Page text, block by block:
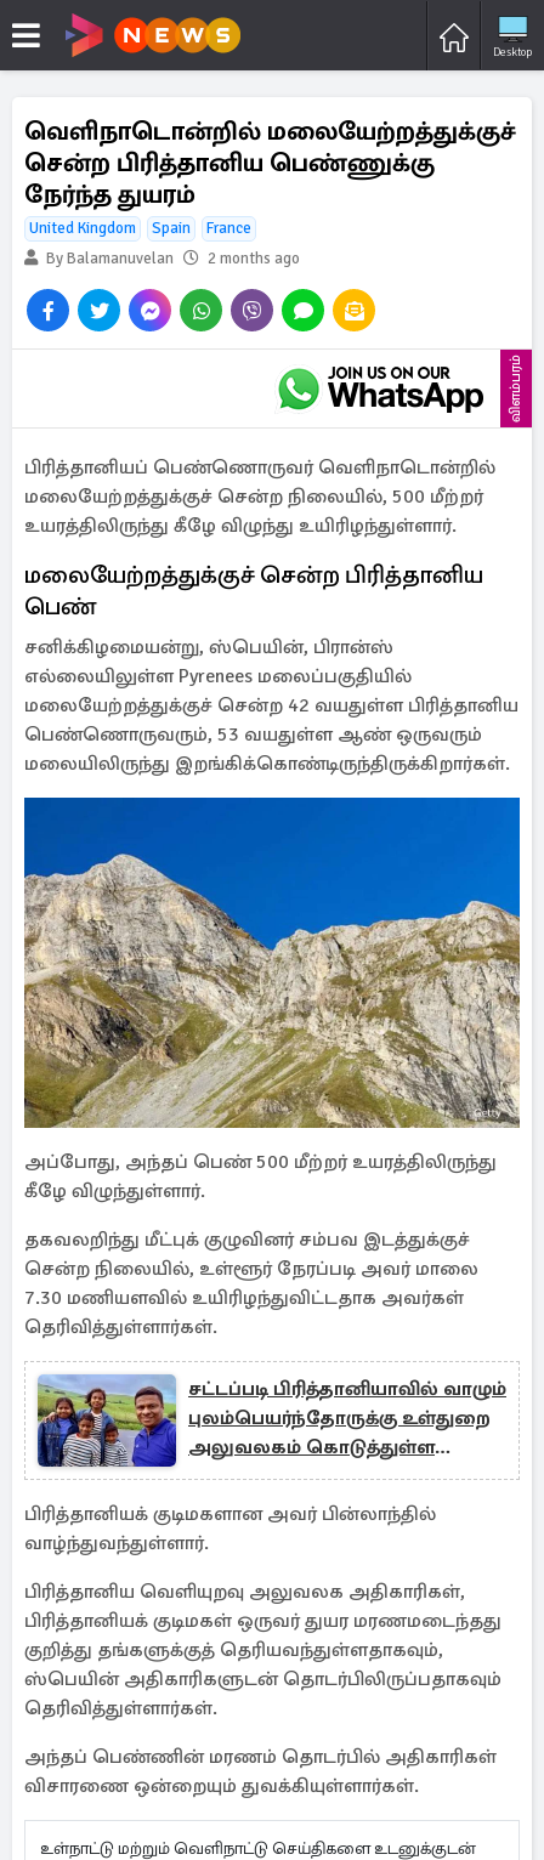
Desktop
வெளிநாடொன்றில் மலையேற்றத்துக்குச்
சென்ற பிரித்தானிய பெண்ணுக்கு
நேர்ந்த துயரம்
United Kingdom Spain
France
By Balamanuvelan
2 months ago
விளம்பரம்
பிரித்தானியப் பெண்ணொருவர் வெளிநாடொன்றில்
மலையேற்றத்துக்குச் சென்ற நிலையில், 500 மீற்றர்
உயரத்திலிருந்து கீழே விழுந்து உயிரிழந்துள்ளார்.
மலையேற்றத்துக்குச் சென்ற பிரித்தானிய
பெண்
சனிக்கிழமையன்று, ஸ்பெயின், பிரான்ஸ்
எல்லையிலுள்ள Pyrenees மலைப்பகுதியில்
மலையேற்றத்துக்குச் சென்ற 42 வயதுள்ள பிரித்தானிய
பெண்ணொருவரும், 53 வயதுள்ள ஆண் ஒருவரும்
மலையிலிருந்து இறங்கிக்கொண்டிருந்திருக்கிறார்கள்.
அப்போது, அந்தப் பெண் 500 மீற்றர் உயரத்திலிருந்து
கீழே விழுந்துள்ளார்.
தகவலறிந்து மீட்புக் குழுவினர் சம்பவ இடத்துக்குச்
சென்ற நிலையில், உள்ளூர் நேரப்படி அவர் மாலை
7.30 மணியளவில் உயிரிழந்துவிட்டதாக அவர்கள்
தெரிவித்துள்ளார்கள்.
சட்டப்படி பிரித்தானியாவில் வாழும்
புலம்பெயர்ந்தோருக்கு உள்துறை
அலுவலகம் கொடுத்துள்ள
அதிர்ச்சி
பிரித்தானியக் குடிமகளான அவர் பின்லாந்தில்
வாழ்ந்துவந்துள்ளார்.
பிரித்தானிய வெளியுறவு அலுவலக அதிகாரிகள்,
பிரித்தானியக் குடிமகள் ஒருவர் துயர மரணமடைந்தது
குறித்து தங்களுக்குத் தெரியவந்துள்ளதாகவும்,
ஸ்பெயின் அதிகாரிகளுடன் தொடர்பிலிருப்பதாகவும்
தெரிவித்துள்ளார்கள்.
அந்தப் பெண்ணின் மரணம் தொடர்பில் அதிகாரிகள்
விசாரணை ஒன்றையும் துவக்கியுள்ளார்கள்.
உள்நாட்டு மற்றும் வெளிநாட்டு செய்திகளை உடனுக்குடன்